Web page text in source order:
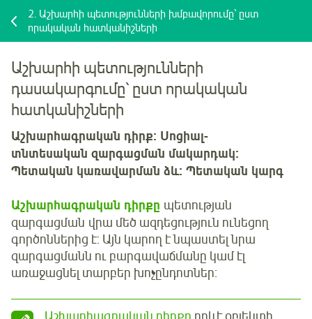
2. Աշխարհի պետությունների խմբավորումը՝ ըստ
որակական հատկանիշների
Աշխարհի պետությունների
դասակարգումը՝ ըստ որակական
հատկանիշների
Աշխարհագրական դիրք: Սոցիալ-
տնտեսական զարգացման մակարդակ:
Պետական կառավարման ձև: Պետական կարգ
Աշխարհագրական դիրքը պետության
զարգացման վրա մեծ ազդեցություն ունեցող
գործոններից է: Այն կարող է նպաստել նրա
զարգացմանն ու բարգավաճմանը կամ էլ
առաջացնել տարբեր խոչընդոտներ: